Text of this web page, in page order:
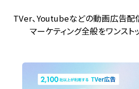
TVer、Youtubeなどの動画広告配
マーケティング全般をワンスト